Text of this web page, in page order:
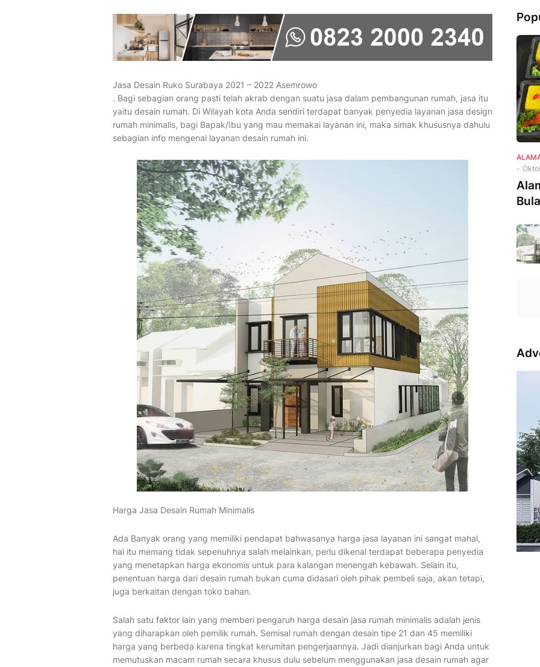
Jasa Desain Ruko Surabaya 2021 – 2022 Asemrowo
. Bagi sebagian orang pasti telah akrab dengan suatu jasa dalam pembangunan rumah, jasa itu
yaitu desain rumah. Di Wilayah kota Anda sendiri terdapat banyak penyedia layanan jasa design
rumah minimalis, bagi Bapak/Ibu yang mau memakai layanan ini, maka simak khususnya dahulu
sebagian info mengenai layanan desain rumah ini.
Harga Jasa Desain Rumah Minimalis
Ada Banyak orang yang memiliki pendapat bahwasanya harga jasa layanan ini sangat mahal,
hal itu memang tidak sepenuhnya salah melainkan, perlu dikenal terdapat beberapa penyedia
yang menetapkan harga ekonomis untuk para kalangan menengah kebawah. Selain itu,
penentuan harga dari desain rumah bukan cuma didasari oleh pihak pembeli saja, akan tetapi,
juga berkaitan dengan toko bahan.
Salah satu faktor lain yang memberi pengaruh harga desain jasa rumah minimalis adalah jenis
yang diharapkan oleh pemilik rumah. Semisal rumah dengan desain tipe 21 dan 45 memiliki
harga yang berbeda karena tingkat kerumitan pengerjaannya. Jadi dianjurkan bagi Anda untuk
memutuskan macam rumah secara khusus dulu sebelum menggunakan jasa desain rumah agar
-